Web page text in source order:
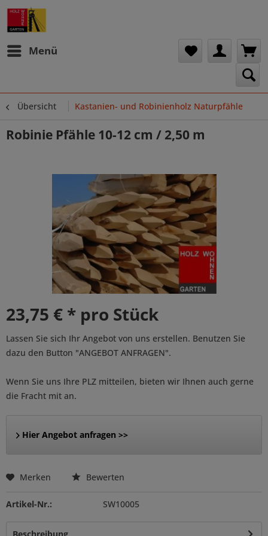
Menü
Übersicht Kastanien- und Robinienholz Naturpfähle
Robinie Pfähle 10-12 cm / 2,50 m
23,75 € * pro Stück
Lassen Sie sich Ihr Angebot von uns erstellen. Benutzen Sie
dazu den Button "ANGEBOT ANFRAGEN".
Wenn Sie uns Ihre PLZ mitteilen, bieten wir Ihnen auch gerne
die Fracht mit an.
Hier Angebot anfragen >>
Merken Bewerten
Artikel-Nr.: SW10005